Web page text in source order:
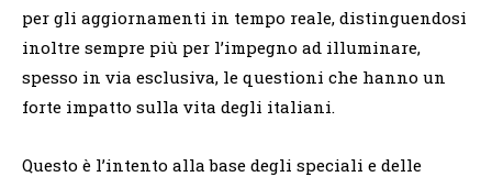
per gli aggiornamenti in tempo reale, distinguendosi
inoltre sempre più per l’impegno ad illuminare,
spesso in via esclusiva, le questioni che hanno un
forte impatto sulla vita degli italiani.
Questo è l’intento alla base degli speciali e delle